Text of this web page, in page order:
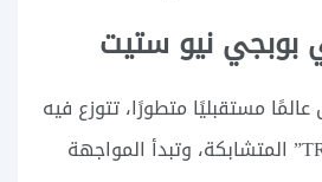
بوبجي نيو ستيت
عالمًا مستقبليًا متطورًا، تتوزع فيه
الفرق في خريطة “TROI” المتشابكة، وتبدأ المواجهة